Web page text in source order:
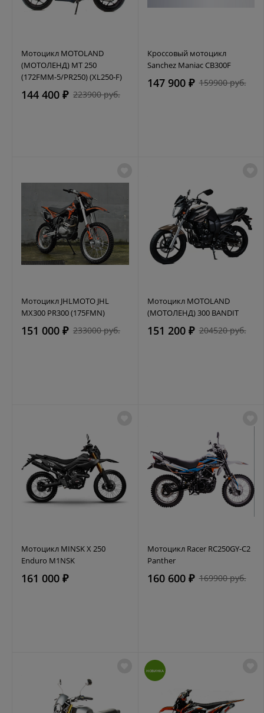
Мотоцикл MOTOLAND
(МОТОЛЕНД) MT 250
(172FMM-5/PR250) (XL250-F)
144 400 ₽ 223900 руб.
Кроссовый мотоцикл
Sanchez Maniac CB300F
147 900 ₽ 159900 руб.
Мотоцикл JHLMOTO JHL
MX300 PR300 (175FMN)
151 000 ₽ 233000 руб.
Мотоцикл MOTOLAND
(МОТОЛЕНД) 300 BANDIT
151 200 ₽ 204520 руб.
Мотоцикл MINSK X 250
Enduro M1NSK
161 000 ₽
Мотоцикл Racer RC250GY-C2
Panther
160 600 ₽ 169900 руб.
НОВИНКА